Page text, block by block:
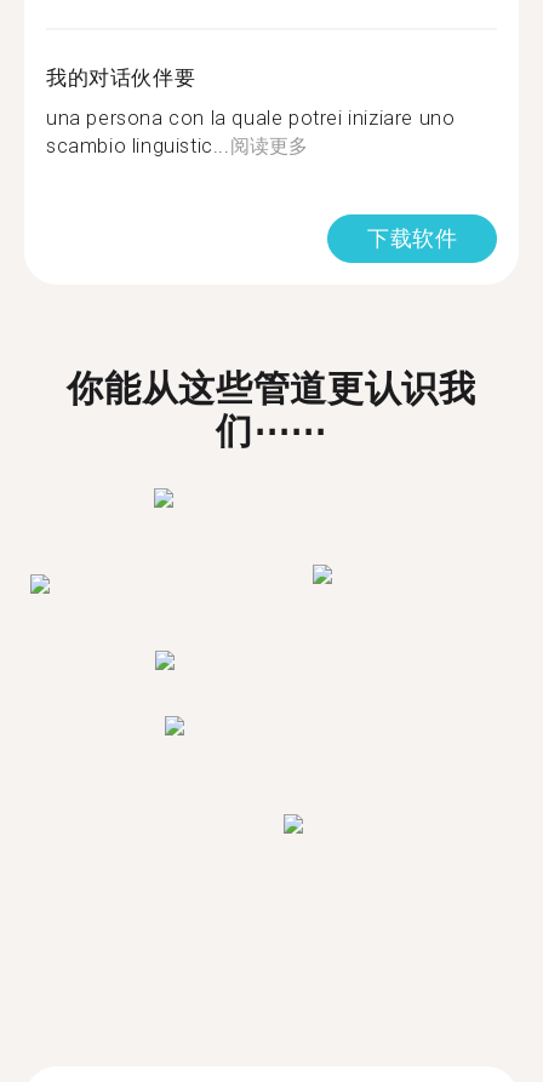
我的对话伙伴要
una persona con la quale potrei iniziare uno
scambio linguistic...阅读更多
下载软件
你能从这些管道更认识我
们⋯⋯